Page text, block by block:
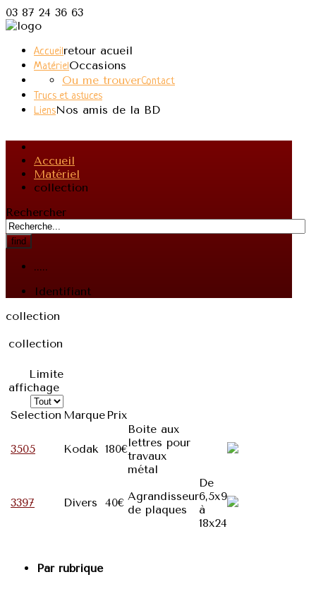
03 87 24 36 63
Accueilretour acueil
MatérielOccasions
Contact
Ou me trouver
Trucs et astuces
LiensNos amis de la BD
Accueil
Matériel
collection
Rechercher
find
.....
Identifiant
collection
collection
Limite
affichage
Selection Marque Prix
3505 Kodak 180€
Boite aux
lettres pour
travaux
métal
3397 Divers 40€ Agrandisseur
de plaques
De
6,5x9
à
18x24
Par rubrique